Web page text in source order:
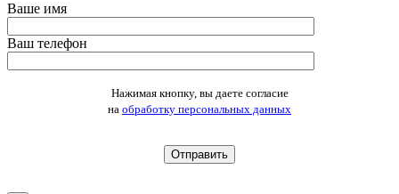
Ваше имя
Ваш телефон
Оставьте это поле пустым.Нажимая кнопку, вы даете согласие
на обработку персональных данных